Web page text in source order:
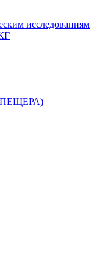
исследованиям